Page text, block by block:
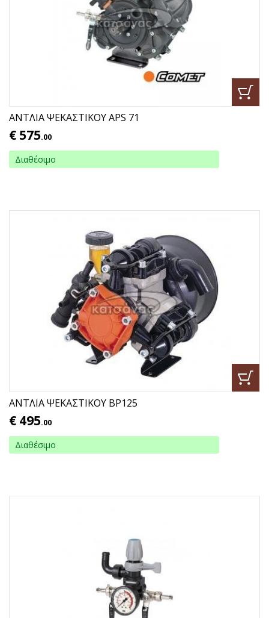
ΑΝΤΛΙΑ ΨΕΚΑΣΤΙΚΟΥ APS 71
€ 575.00
Διαθέσιμο
ΑΝΤΛΙΑ ΨΕΚΑΣΤΙΚΟΥ BP125
€ 495.00
Διαθέσιμο